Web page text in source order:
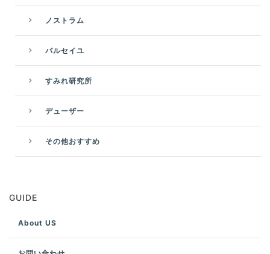
ノストラム
パルセイユ
すみれ研究所
デューザー
その他おすすめ
GUIDE
About US